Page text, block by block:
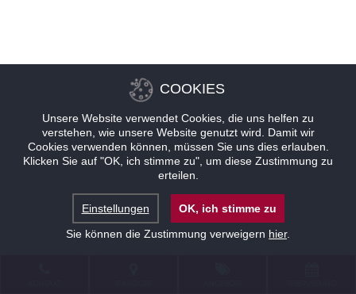
COOKIES
Unsere Website verwendet Cookies, die uns helfen zu
verstehen, wie unsere Website genutzt wird. Damit wir
Cookies verwenden können, müssen Sie uns dies erlauben.
Klicken Sie auf "OK, ich stimme zu", um diese Zustimmung zu
erteilen.
Einstellungen
OK, ich stimme zu
Sie können die Zustimmung verweigern hier.